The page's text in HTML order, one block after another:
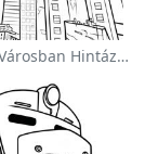
Pókember A Városban Hintázva Színezőlap